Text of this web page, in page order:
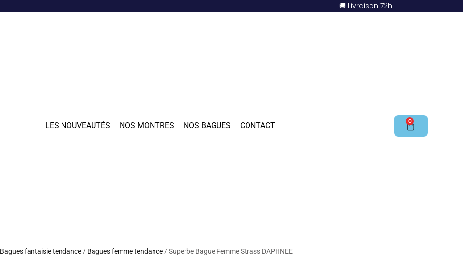
🚚 Livraison 72h
LES NOUVEAUTÉS NOS MONTRES NOS BAGUES CONTACT 0
Bagues fantaisie tendance/ Bagues femme tendance/ Superbe Bague Femme Strass DAPHNEE